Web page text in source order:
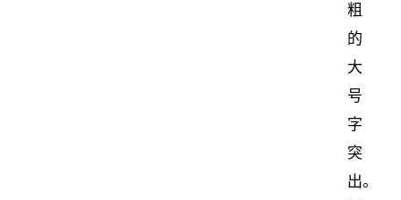
粗
的
大
号
字
突
出。